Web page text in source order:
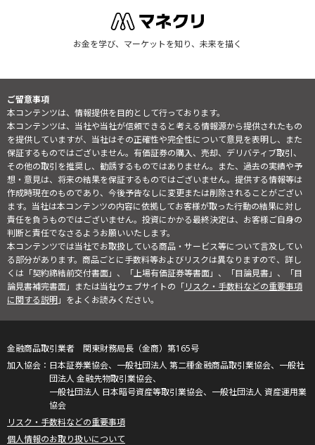
お金を学び、マーケットを知り、未来を描く
ご留意事項
本コンテンツは、情報提供を目的として行っております。
本コンテンツは、当社や当社が信頼できると考える情報源から提供されたもの
を提供していますが、当社はその正確性や完全性について意見を表明し、また
保証するものではございません。有価証券の購入、売却、デリバティブ取引、
その他の取引を推奨し、勧誘するものではありません。また、過去の実績や予
想・意見は、将来の結果を保証するものではございません。提供する情報等は
作成時現在のものであり、今後予告なしに変更または削除されることがござい
ます。当社は本コンテンツの内容に依拠してお客様が取った行動の結果に対し
責任を負うものではございません。投資にかかる最終決定は、お客様ご自身の
判断と責任でなさるようお願いいたします。
本コンテンツでは当社でお取扱している商品・サービス等について言及してい
る部分があります。商品ごとに手数料等およびリスクは異なりますので、詳し
くは「契約締結前交付書面」、「上場有価証券等書面」、「目論見書」、「目
論見書補完書面」または当社ウェブサイトの「リスク・手数料などの重要事項
に関する説明」をよくお読みください。
金融商品取引業者 関東財務局長（金商）第165号
日本証券業協会、一般社団法人 第二種金融商品取引業協会、一般社
団法人 金融先物取引業協会、
一般社団法人 日本暗号資産等取引業協会、一般社団法人 資産運用業
協会
リスク・手数料などの重要事項
個人情報のお取り扱いについて